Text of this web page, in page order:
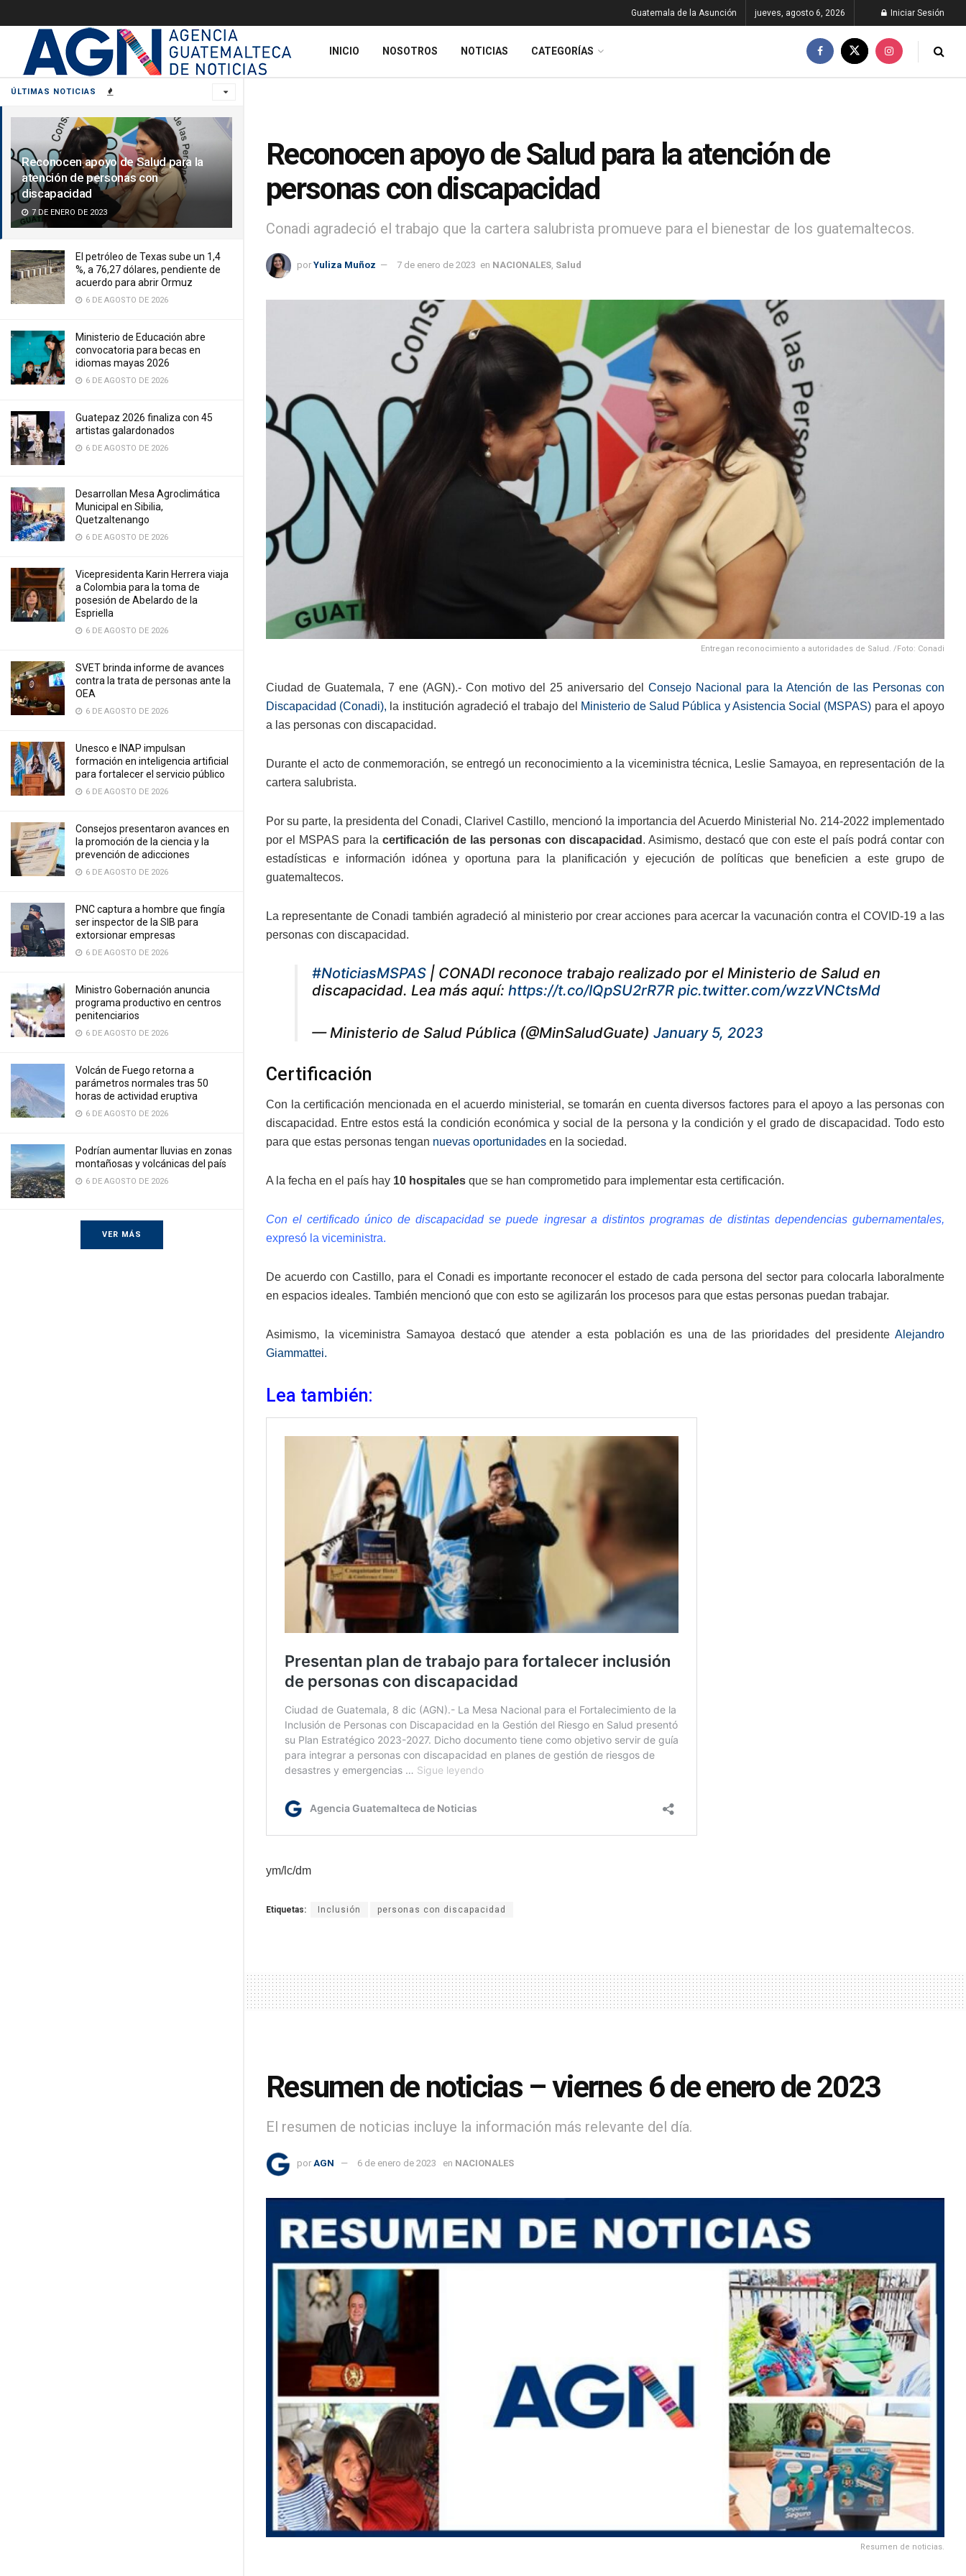
ÚLTIMAS NOTICIAS
Reconocen apoyo de Salud para la
atención de personas con
discapacidad
7 DE ENERO DE 2023
El petróleo de Texas sube un 1,4
%, a 76,27 dólares, pendiente de
acuerdo para abrir Ormuz
6 DE AGOSTO DE 2026
Ministerio de Educación abre
convocatoria para becas en
idiomas mayas 2026
6 DE AGOSTO DE 2026
Guatepaz 2026 finaliza con 45
artistas galardonados
6 DE AGOSTO DE 2026
Desarrollan Mesa Agroclimática
Municipal en Sibilia,
Quetzaltenango
6 DE AGOSTO DE 2026
Vicepresidenta Karin Herrera viaja
a Colombia para la toma de
posesión de Abelardo de la
Espriella
6 DE AGOSTO DE 2026
SVET brinda informe de avances
contra la trata de personas ante la
OEA
6 DE AGOSTO DE 2026
Unesco e INAP impulsan
formación en inteligencia artificial
para fortalecer el servicio público
6 DE AGOSTO DE 2026
Consejos presentaron avances en
la promoción de la ciencia y la
prevención de adicciones
6 DE AGOSTO DE 2026
PNC captura a hombre que fingía
ser inspector de la SIB para
extorsionar empresas
6 DE AGOSTO DE 2026
Ministro Gobernación anuncia
programa productivo en centros
penitenciarios
6 DE AGOSTO DE 2026
Volcán de Fuego retorna a
parámetros normales tras 50
horas de actividad eruptiva
6 DE AGOSTO DE 2026
Podrían aumentar lluvias en zonas
montañosas y volcánicas del país
6 DE AGOSTO DE 2026
VER MÁS
Guatemala de la Asunción jueves, agosto 6, 2026 Iniciar Sesión
INICIO NOSOTROS NOTICIAS CATEGORÍAS
Reconocen apoyo de Salud para la atención de
personas con discapacidad
Conadi agradeció el trabajo que la cartera salubrista promueve para el bienestar de los guatemaltecos.
por Yuliza Muñoz 7 de enero de 2023 en NACIONALES Salud
Entregan reconocimiento a autoridades de Salud. /Foto: Conadi
Ciudad de Guatemala, 7 ene (AGN).- Con motivo del 25 aniversario del Consejo Nacional para la Atención de las Personas con
Discapacidad (Conadi), la institución agradeció el trabajo del Ministerio de Salud Pública y Asistencia Social (MSPAS) para el apoyo
a las personas con discapacidad.
Durante el acto de conmemoración, se entregó un reconocimiento a la viceministra técnica, Leslie Samayoa, en representación de la
cartera salubrista.
Por su parte, la presidenta del Conadi, Clarivel Castillo, mencionó la importancia del Acuerdo Ministerial No. 214-2022 implementado
por el MSPAS para la certificación de las personas con discapacidad . Asimismo, destacó que con este el país podrá contar con
estadísticas e información idónea y oportuna para la planificación y ejecución de políticas que beneficien a este grupo de
guatemaltecos.
La representante de Conadi también agradeció al ministerio por crear acciones para acercar la vacunación contra el COVID-19 a las
personas con discapacidad.
#NoticiasMSPAS | CONADI reconoce trabajo realizado por el Ministerio de Salud en
discapacidad. Lea más aquí: https://t.co/IQpSU2rR7R pic.twitter.com/wzzVNCtsMd
— Ministerio de Salud Pública (@MinSaludGuate) January 5, 2023
Certificación
Con la certificación mencionada en el acuerdo ministerial, se tomarán en cuenta diversos factores para el apoyo a las personas con
discapacidad. Entre estos está la condición económica y social de la persona y la condición y el grado de discapacidad. Todo esto
para que estas personas tengan nuevas oportunidades en la sociedad.
A la fecha en el país hay 10 hospitales que se han comprometido para implementar esta certificación.
Con el certificado único de discapacidad se puede ingresar a distintos programas de distintas dependencias gubernamentales,
expresó la viceministra.
De acuerdo con Castillo, para el Conadi es importante reconocer el estado de cada persona del sector para colocarla laboralmente
en espacios ideales. También mencionó que con esto se agilizarán los procesos para que estas personas puedan trabajar.
Asimismo, la viceministra Samayoa destacó que atender a esta población es una de las prioridades del presidente Alejandro
Giammattei.
Lea también:
ym/lc/dm
Etiquetas: Inclusión personas con discapacidad
Resumen de noticias – viernes 6 de enero de 2023
El resumen de noticias incluye la información más relevante del día.
por AGN 6 de enero de 2023 en NACIONALES
Resumen de noticias.